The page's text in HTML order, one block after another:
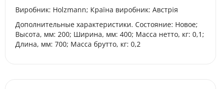
Виробник: Holzmann; Країна виробник: Австрія
Дополнительные характеристики. Состояние: Новое;
Высота, мм: 200; Ширина, мм: 400; Масса нетто, кг: 0,1;
Длина, мм: 700; Масса брутто, кг: 0,2